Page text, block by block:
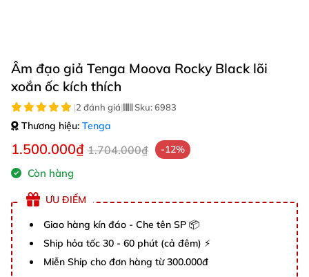
Âm đạo giả Tenga Moova Rocky Black lõi
xoắn ốc kích thích
|2 đánh giá| Sku:6983
Thương hiệu: Tenga
1.500.000₫ 1.704.000₫ -12%
Còn hàng
ƯU ĐIỂM
Giao hàng kín đáo - Che tên SP 📦
Ship hỏa tốc 30 - 60 phút (cả đêm) ⚡
Miễn Ship cho đơn hàng từ 300.000đ